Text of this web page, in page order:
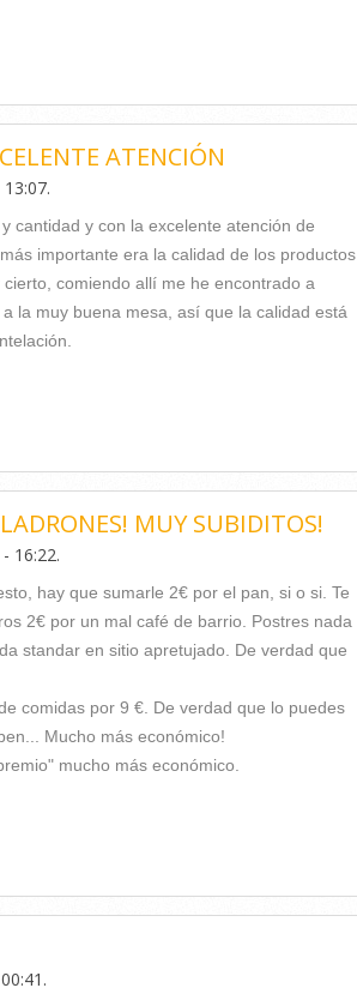
ATENCIÓN
.
cantidad y con la excelente atención de
importante era la calidad de los productos
comiendo allí me he encontrado a
la muy buena mesa, así que la calidad está
MUY SUBIDITOS!
16:22.
hay que sumarle 2€ por el pan, si o si. Te
2€ por un mal café de barrio. Postres nada
standar en sitio apretujado. De verdad que
comidas por 9 €. De verdad que lo puedes
Mucho más económico!
mucho más económico.
.